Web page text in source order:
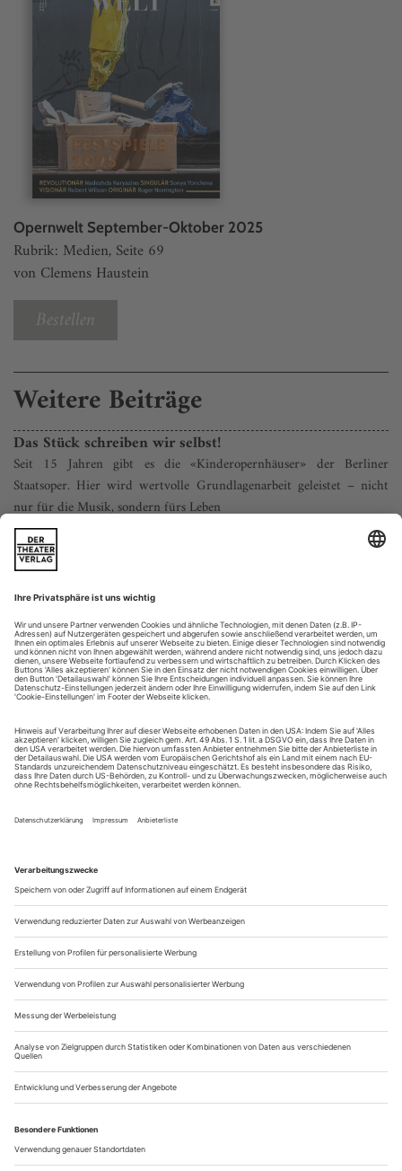
Opernwelt September-Oktober 2025
Rubrik: Medien, Seite 69
von Clemens Haustein
Bestellen
Weitere Beiträge
Das Stück schreiben wir selbst!
Seit 15 Jahren gibt es die «Kinderopernhäuser» der Berliner
Staatsoper. Hier wird wertvolle Grundlagenarbeit geleistet – nicht
nur für die Musik, sondern fürs Leben
Kinderoper, das kann zweierlei sein: eine Oper
Kinder,
aber auch eine Oper
Angebot für den Publikumsnachwuchs groß ist, gibt es beide
Versionen in starker Ausprägung. Die Komische Oper hat sich
mit ihren ProduktionenfürKinder einen sicheren Ruf
erworben: Fast immer handelt es sich bei den Stücken um
Auftragswerke des...
Joanna Klisowska und Katarzyna Neugebauer interpretieren Lieder
von Mieczysław Weinberg
Persönlich getroffen haben sie sich nie. Doch das war
vermutlich auch gar nicht nötig – die Verse des einen waren
lange suchen – die in Frage kommenden lyrischen Werke
standen in seiner Bibliothek), als er 1940 seine ersten, einer
unbekannten Schönheit...
Humor ist, wenn man trotzdem lacht
Im Fall der «Meistersinger» kann das allerdings zum Problem
werden, wie die launige Inszenierung von Matthias Davids zeigt.
Daniele Gatti dirigiert unstet, die Sängerinnen und Sänger aber sind
erstklassig
Lassen wir das Reizwort «Musical» einmal beiseite. Ja, es
stimmt: Matthias Davids ist ein Fachmann für dieses Genre,
und er leitet das dafür zuständige Ensemble am Landestheater
Linz. Dass er für eine Inszenierung der «Meistersinger» nach